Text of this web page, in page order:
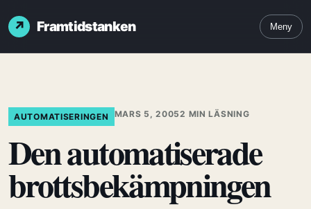
Framtidstanken Meny
AUTOMATISERINGEN MARS 5, 20052 MIN LÄSNING
Den automatiserade
brottsbekämpningen